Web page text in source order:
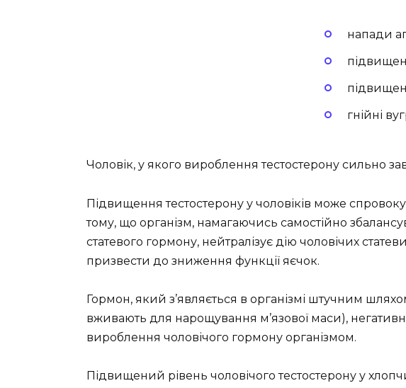
напади
гнійні
Чоловік, у якого вироблення тестостерону сильно
Підвищення тестостерону у чоловіків може
тому, що організм, намагаючись самостійно
статевого гормону, нейтралізує дію чоловічих
призвести до зниження функції яєчок.
Гормон, який з’являється в організмі штучним
вживають для нарощування м’язової маси),
вироблення чоловічого гормону організмом.
Підвищений рівень чоловічого тестостерону у